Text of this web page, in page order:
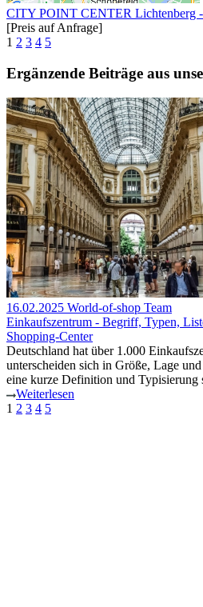
CITY POINT CENTER Lichtenberg
[Preis auf Anfrage]
1 2 3 4 5
Ergänzende Beiträge aus
16.02.2025 World-of-shop Team
Einkaufszentrum - Begriff, Typen,
Shopping-Center
Deutschland hat über 1.000
unterscheiden sich in Größe, Lage
eine kurze Definition und Typisierung
Weiterlesen
1 2 3 4 5